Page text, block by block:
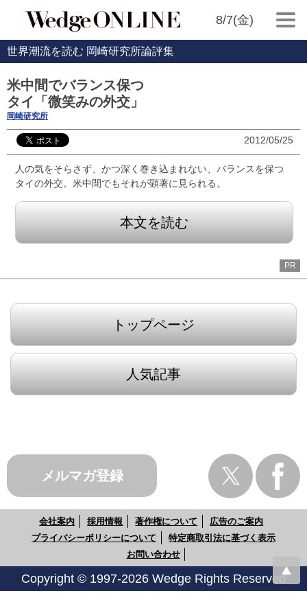
8/7(金)
世界潮流を読む 岡崎研究所論評集
米中間でバランス保つ
タイ「微笑みの外交」
岡崎研究所
2012/05/25
人の気をそらさず、かつ深く巻き込まれない、バランスを保つ
タイの外交。米中間でもそれが顕著に見られる。
本文を読む
PR
トップページ
人気記事
メルマガ登録
会社案内 採用情報 著作権について
広告のご案内
プライバシーポリシーについて
特定商取引法に基づく表示
お問い合わせ
Copyright © 1997-2026 Wedge Rights Reserved